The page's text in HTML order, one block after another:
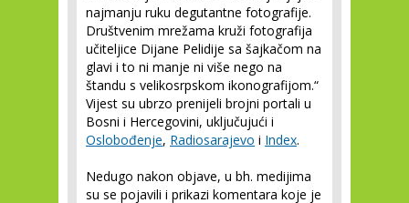
najmanju ruku degutantne fotografije.
Društvenim mrežama kruži fotografija
učiteljice Dijane Pelidije sa šajkačom na
glavi i to ni manje ni više nego na
štandu s velikosrpskom ikonografijom.“
Vijest su ubrzo prenijeli brojni portali u
Bosni i Hercegovini, uključujući i
Oslobođenje, Radiosarajevo i Index.
Nedugo nakon objave, u bh. medijima
su se pojavili i prikazi komentara koje je